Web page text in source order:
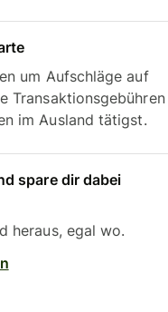
um Aufschläge auf
Transaktionsgebühren
im Ausland tätigst.
spare dir dabei
heraus, egal wo.